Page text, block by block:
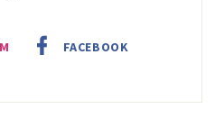
FACEBOOK